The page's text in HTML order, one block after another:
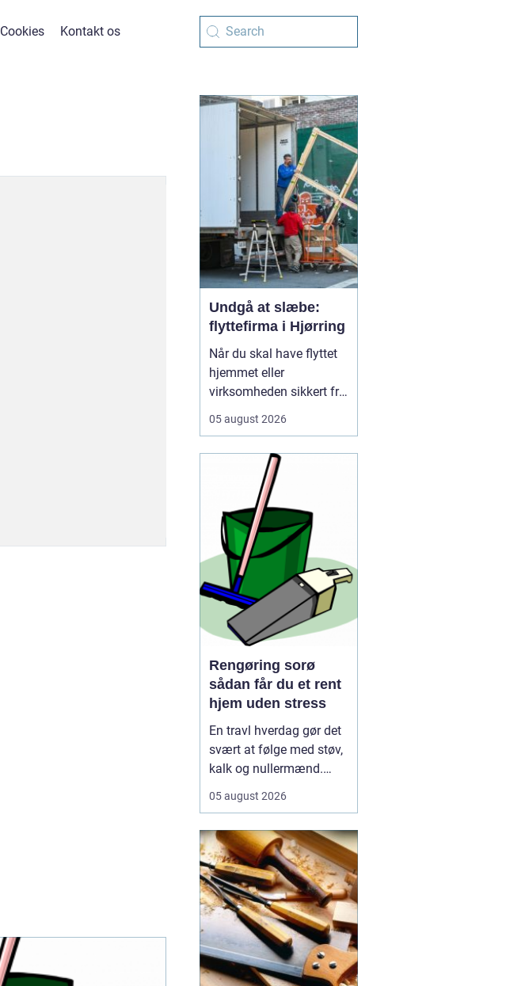
Cookies Kontakt os
Undgå at slæbe:
flyttefirma i Hjørring
Når du skal have flyttet
hjemmet eller
virksomheden sikkert fra
i dag et professionelt
for stress, tunge løft og
tidskrævende
planlægning. Mange
opdager først, hv...
05 august 2026
Rengøring sorø
sådan får du et rent
hjem uden stress
En travl hverdag gør det
svært at følge med støv,
kalk og nullermænd.
rengøring glider nederst
det betyder mere rod og
mindre ro.Professionel
rengøring Sorø
handler<...
05 august 2026